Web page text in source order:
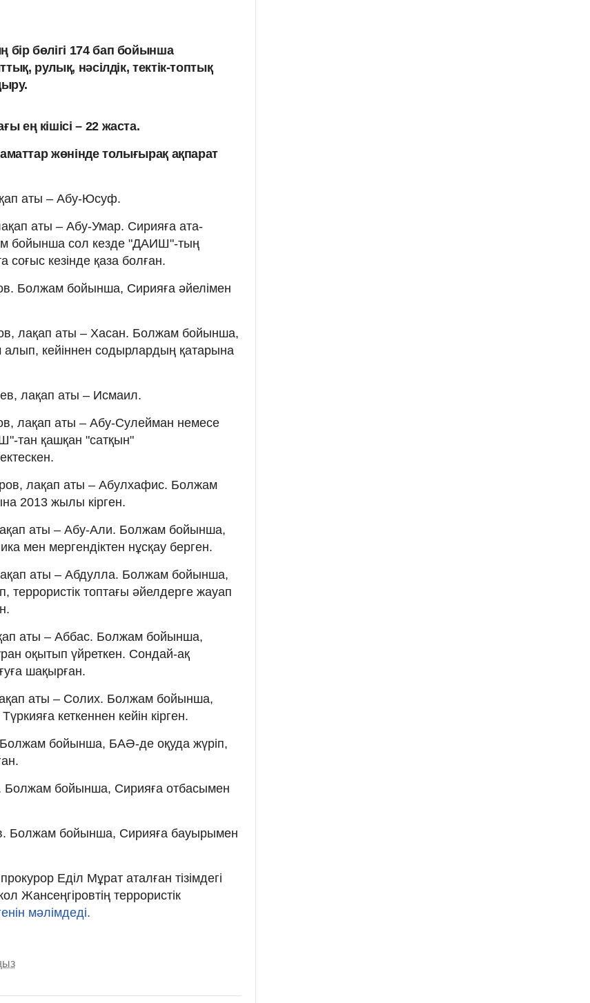
бөлігі 174 бап бойынша
рулық, нәсілдік, тектік-топтық
ең кішісі – 22 жаста.
жөнінде толығырақ ақпарат
аты – Абу-Юсуф.
аты – Абу-Умар. Сирияға ата-
бойынша сол кезде "ДАИШ"-тың
соғыс кезінде қаза болған.
Болжам бойынша, Сирияға әйелімен
лақап аты – Хасан. Болжам бойынша,
алып, кейіннен содырлардың қатарына
лақап аты – Исмаил.
лақап аты – Абу-Сулейман немесе
тан қашқан "сатқын"
лақап аты – Абулхафис. Болжам
2013 жылы кірген.
аты – Абу-Али. Болжам бойынша,
мен мергендіктен нұсқау берген.
аты – Абдулла. Болжам бойынша,
топтағы әйелдерге жауап
аты – Аббас. Болжам бойынша,
оқытып үйреткен. Сондай-ақ
шақырған.
аты – Солих. Болжам бойынша,
кеткеннен кейін кірген.
бойынша, БАӘ-де оқуда жүріп,
бойынша, Сирияға отбасымен
Болжам бойынша, Сирияға бауырымен
Еділ Мұрат аталған тізімдегі
Жансеңгіровтің террористік
мәлімдеді.